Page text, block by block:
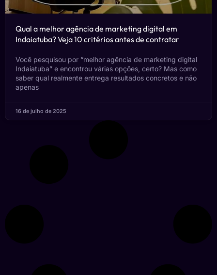
Qual a melhor agência de marketing digital em
Indaiatuba? Veja 10 critérios antes de contratar
Você pesquisou por “melhor agência de marketing digital
Indaiatuba” e encontrou várias opções, certo? Mas como
saber qual realmente entrega resultados concretos e não
apenas
16 de julho de 2025